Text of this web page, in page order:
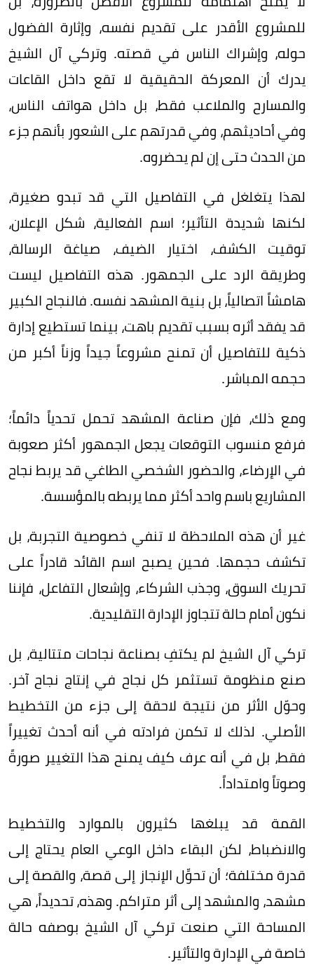
للمشروع الأقدر على تقديم نفسه، وإثارة الفضول
حوله، وإشراك الناس في قصته. وتركي آل الشيخ
يدرك أن المعركة الحقيقية لا تقع داخل القاعات
والمسارح والملاعب فقط، بل داخل هواتف الناس،
وفي أحاديثهم، وفي قدرتهم على الشعور بأنهم جزء
من الحدث حتى إن لم يحضروه.
لهذا يتغلغل في التفاصيل التي قد تبدو صغيرة،
لكنها شديدة التأثير؛ اسم الفعالية، شكل الإعلان،
توقيت الكشف، اختيار الضيف، صياغة الرسالة،
وطريقة الرد على الجمهور. هذه التفاصيل ليست
هامشاً اتصالياً، بل بنية المشهد نفسه. فالنجاح الكبير
قد يفقد أثره بسبب تقديم باهت، بينما تستطيع إدارة
ذكية للتفاصيل أن تمنح مشروعاً جيداً وزناً أكبر من
حجمه المباشر.
ومع ذلك، فإن صناعة المشهد تحمل تحدياً دائماً؛
فرفع منسوب التوقعات يجعل الجمهور أكثر صعوبة
في الإرضاء، والحضور الشخصي الطاغي قد يربط نجاح
المشاريع باسم واحد أكثر مما يربطه بالمؤسسة.
غير أن هذه الملاحظة لا تنفي خصوصية التجربة، بل
تكشف حجمها. فحين يصبح اسم القائد قادراً على
تحريك السوق، وجذب الشركاء، وإشعال التفاعل، فإننا
نكون أمام حالة تتجاوز الإدارة التقليدية.
تركي آل الشيخ لم يكتفِ بصناعة نجاحات متتالية، بل
صنع منظومة تستثمر كل نجاح في إنتاج نجاح آخر.
وحوّل الأثر من نتيجة لاحقة إلى جزء من التخطيط
الأصلي. لذلك لا تكمن فرادته في أنه أحدث تغييراً
فقط، بل في أنه عرف كيف يمنح هذا التغيير صورةً
وصوتاً وامتداداً.
القمة قد يبلغها كثيرون بالموارد والتخطيط
والانضباط، لكن البقاء داخل الوعي العام يحتاج إلى
قدرة مختلفة؛ أن تحوِّل الإنجاز إلى قصة، والقصة إلى
مشهد، والمشهد إلى أثر متراكم. وهذه، تحديداً، هي
المساحة التي صنعت تركي آل الشيخ بوصفه حالة
خاصة في الإدارة والتأثير.